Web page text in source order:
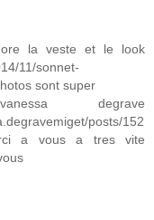
la veste et le look
11/sonnet-
sont super
degrave
posts/152
a vous a tres vite